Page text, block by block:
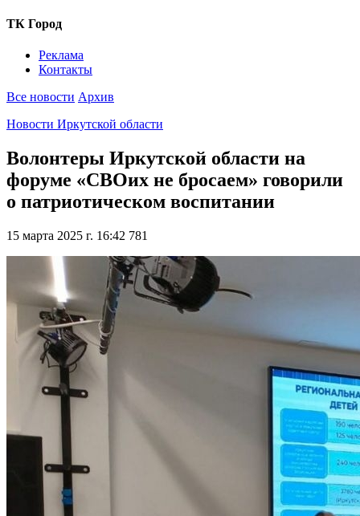
ТК Город
Реклама
Контакты
Все новости Архив
Новости Иркутской области
Волонтеры Иркутской области на
форуме «СВОих не бросаем» говорили
о патриотическом воспитании
15 марта 2025 г. 16:42 781